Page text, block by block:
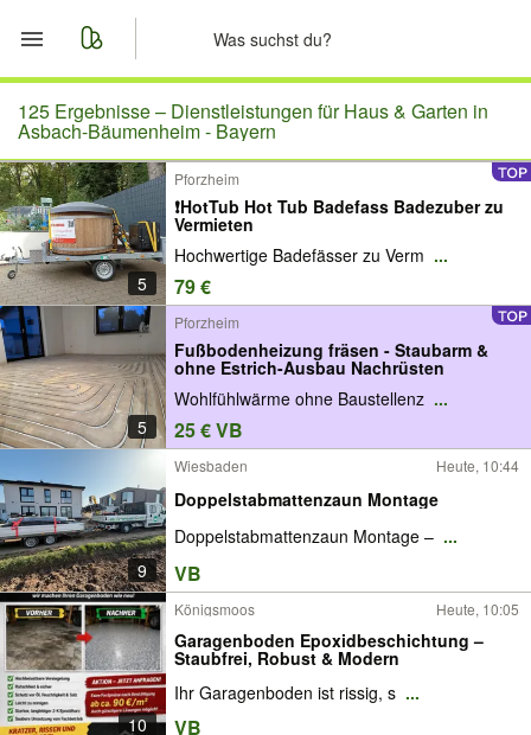
Start
Merkliste
Nachrichten
Anzeige aufgeben
125 Ergebnisse – Dienstleistungen für Haus & Garten in
Asbach-Bäumenheim - Bayern
5
Pforzheim
❗️HotTub Hot Tub Badefass Badezuber zu
Vermieten
Hochwertige Badefässer zu Verm ...
79 €
5
Pforzheim
Fußbodenheizung fräsen - Staubarm &
ohne Estrich-Ausbau Nachrüsten
Wohlfühlwärme ohne Baustellenz ...
25 € VB
9
Wiesbaden Heute, 10:44
Doppelstabmattenzaun Montage
Doppelstabmattenzaun Montage – ...
VB
10
Königsmoos Heute, 10:05
Garagenboden Epoxidbeschichtung –
Staubfrei, Robust & Modern
Ihr Garagenboden ist rissig, s ...
VB